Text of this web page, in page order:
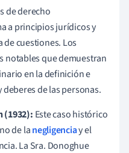
de derecho
a principios jurídicos y
de cuestiones. Los
notables que demuestran
en la definición e
de las personas.
(1932): Este caso histórico
de lanegligenciay el
La Sra. Donoghue